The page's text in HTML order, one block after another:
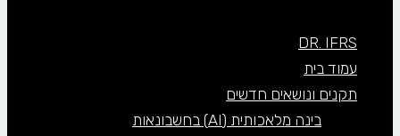
DR. IFRS
עמוד בית
תקנים ונושאים חדשים
בינה מלאכותית (AI) בחשבונאות